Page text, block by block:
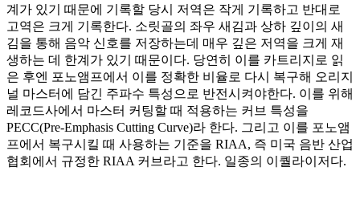
계가 있기 때문에 기록할 당시 저역은 작게 기록하고 반대로
고역은 크게 기록한다. 소릿골의 좌우 새김과 상하 깊이의 새
김을 통해 음악 신호를 저장하는데 매우 깊은 저역을 크게 재
생하는 데 한계가 있기 때문이다. 당연히 이를 카트리지로 읽
은 후엔 포노앰프에서 이를 정확한 비율로 다시 복구해 오리지
널 마스터에 담긴 주파수 특성으로 반전시켜야한다. 이를 위해
레코드사에서 마스터 커팅할 때 적용하는 커브 특성을
PECC(Pre-Emphasis Cutting Curve)라 한다. 그리고 이를 포노앰
프에서 복구시킬 때 사용하는 기준을 RIAA, 즉 미국 음반 산업
협회에서 규정한 RIAA 커브라고 한다. 일종의 이퀄라이저다.